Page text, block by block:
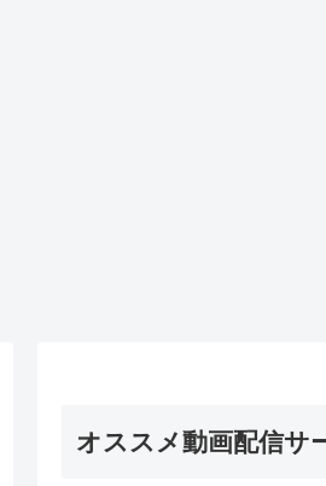
オススメ動画配信サ